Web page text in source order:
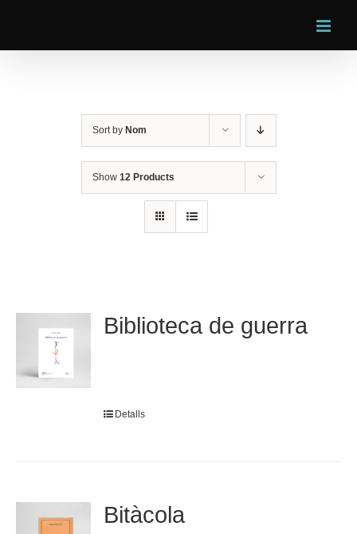
Sort by Nom
Show 12 Products
Biblioteca de guerra
Detalls
Bitàcola